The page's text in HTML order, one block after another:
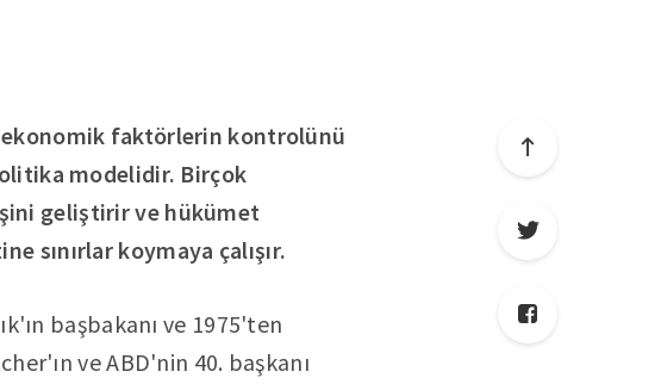
faktörlerin kontrolünü
modelidir. Birçok
geliştirir ve hükümet
sınırlar koymaya çalışır.
başbakanı ve 1975'ten
ve ABD'nin 40. başkanı